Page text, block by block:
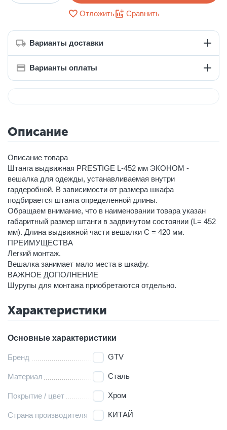
Отложить Сравнить
Варианты доставки
Варианты оплаты
Описание
Описание товара
Штанга выдвижная PRESTIGE L-452 мм ЭКОНОМ -
вешалка для одежды, устанавливаемая внутри
гардеробной. В зависимости от размера шкафа
подбирается штанга определенной длины.
Обращаем внимание, что в наименовании товара указан
габаритный размер штанги в задвинутом состоянии (L= 452
мм). Длина выдвижной части вешалки C = 420 мм.
ПРЕИМУЩЕСТВА
Легкий монтаж.
Вешалка занимает мало места в шкафу.
ВАЖНОЕ ДОПОЛНЕНИЕ
Шурупы для монтажа приобретаются отдельно.
Характеристики
Основные характеристики
Бренд GTV
Материал Сталь
Покрытие / цвет Хром
Страна производителя КИТАЙ